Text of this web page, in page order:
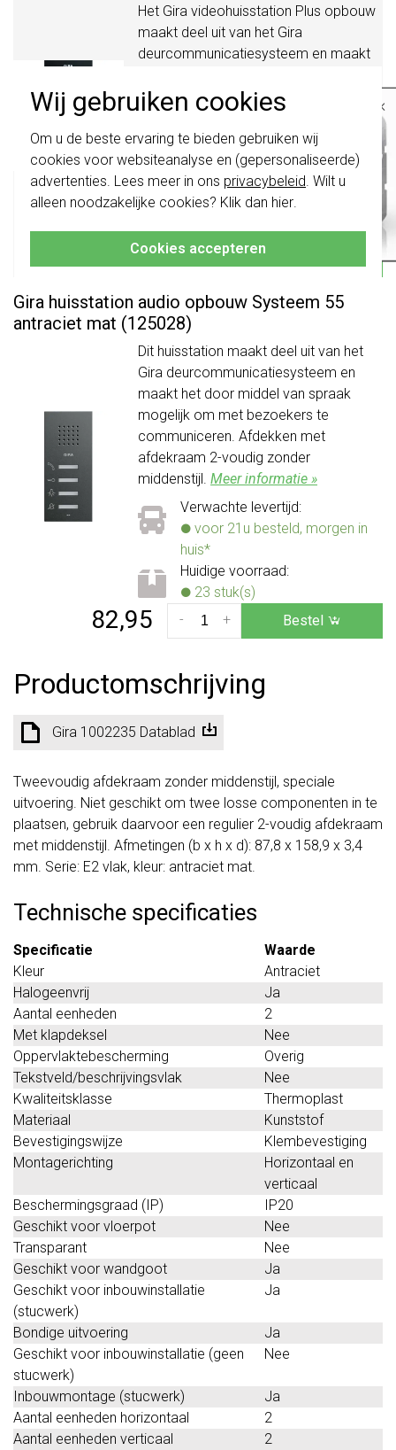
Wij gebruiken cookies
Om u de beste ervaring te bieden gebruiken wij
cookies voor websiteanalyse en (gepersonaliseerde)
advertenties. Lees meer in ons privacybeleid. Wilt u
alleen noodzakelijke cookies? Klik dan hier.
Cookies accepteren
Het Gira videohuisstation Plus opbouw
maakt deel uit van het Gira
deurcommunicatiesysteem en maakt
touchscreen mogelijk. Afdekken met
middenstijl.Meer informatie »
Verwachte levertijd:
1-2 weken
Huidige voorraad:
0 stuk(s)
652,95 +
-
Gira huisstation audio opbouw Systeem 55
antraciet mat (125028)
Dit huisstation maakt deel uit van het
Gira deurcommunicatiesysteem en
maakt het door middel van spraak
mogelijk om met bezoekers te
communiceren. Afdekken met
afdekraam 2-voudig zonder
middenstijl. Meer informatie »
Verwachte levertijd:
voor 21u besteld, morgen in
huis*
Huidige voorraad:
23 stuk(s)
82,95 +
- Bestel
Productomschrijving
Gira 1002235 Datablad
Tweevoudig afdekraam zonder middenstijl, speciale
uitvoering. Niet geschikt om twee losse componenten in te
plaatsen, gebruik daarvoor een regulier 2-voudig afdekraam
met middenstijl. Afmetingen (b x h x d): 87,8 x 158,9 x 3,4
mm. Serie: E2 vlak, kleur: antraciet mat.
Technische specificaties
Specificatie
Waarde
Kleur
Antraciet
Halogeenvrij
Ja
Aantal eenheden
2
Met klapdeksel
Nee
Oppervlaktebescherming
Overig
Tekstveld/beschrijvingsvlak
Nee
Kwaliteitsklasse
Thermoplast
Materiaal
Kunststof
Bevestigingswijze
Klembevestiging
Montagerichting
Horizontaal en
verticaal
Beschermingsgraad (IP)
IP20
Geschikt voor vloerpot
Nee
Transparant
Nee
Geschikt voor wandgoot
Ja
Geschikt voor inbouwinstallatie
(stucwerk)
Ja
Bondige uitvoering
Ja
Geschikt voor inbouwinstallatie (geen
stucwerk)
Nee
Inbouwmontage (stucwerk)
Ja
Aantal eenheden horizontaal
2
Aantal eenheden verticaal
2
×
schakelwippen zijn vernieuwd. Ze zijn
niette combineren met de schakelaars
van vóór augustus 2024.
Klik hiervoor meer informatie, zodat je